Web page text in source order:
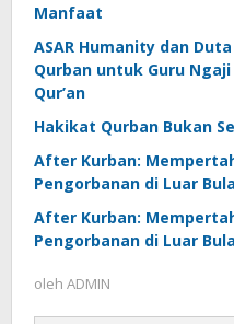
Manfaat
ASAR Humanity dan
Qurban untuk Guru
Qur’an
Hakikat Qurban Bukan
After Kurban:
Pengorbanan di Luar
After Kurban:
Pengorbanan di Luar
oleh ADMIN